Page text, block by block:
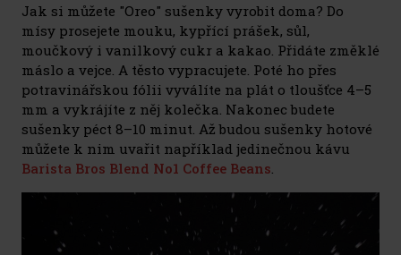
Jak si můžete "Oreo" sušenky vyrobit doma? Do
mísy prosejete mouku, kypřící prášek, sůl,
moučkový i vanilkový cukr a kakao. Přidáte změklé
máslo a vejce. A těsto vypracujete. Poté ho přes
potravinářskou fólii vyválíte na plát o tloušťce 4–5
mm a vykrájíte z něj kolečka. Nakonec budete
sušenky péct 8–10 minut. Až budou sušenky hotové
můžete k nim uvařit například jedinečnou kávu
Barista Bros Blend No1 Coffee Beans